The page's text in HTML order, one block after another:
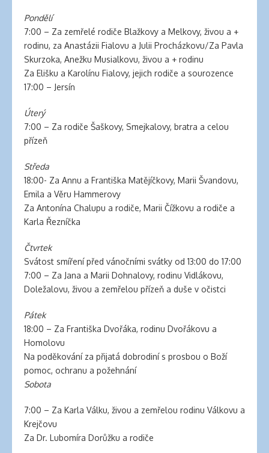
london
clothes
length
extensions
auckland
clothes
fuentes
extensions
walmart
banana
natural
Pondělí
7:00 – Za zemřelé rodiče Blažkovy a Melkovy, živou a +
rodinu, za Anastázii Fialovu a Julii Procházkovu/Za Pavla
Skurzoka, Anežku Musialkovu, živou a + rodinu
Za Elišku a Karolínu Fialovy, jejich rodiče a sourozence
17:00 – Jersín
Úterý
7:00 – Za rodiče Šaškovy, Smejkalovy, bratra a celou
přízeň
Středa
18:00- Za Annu a Františka Matějíčkovy, Marii Švandovu,
Emila a Věru Hammerovy
Za Antonína Chalupu a rodiče, Marii Čížkovu a rodiče a
Karla Řezníčka
Čtvrtek
Svátost smíření před vánočními svátky od 13:00 do 17:00
7:00 – Za Jana a Marii Dohnalovy, rodinu Vidlákovu,
Doležalovu, živou a zemřelou přízeň a duše v očistci
Pátek
18:00 – Za Františka Dvořáka, rodinu Dvořákovu a
Homolovu
Na poděkování za přijatá dobrodiní s prosbou o Boží
pomoc, ochranu a požehnání
Sobota
7:00 – Za Karla Válku, živou a zemřelou rodinu Válkovu a
Krejčovu
Za Dr. Lubomíra Dorůžku a rodiče